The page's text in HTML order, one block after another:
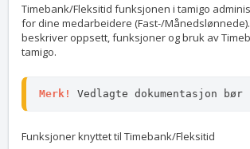
Timebank/Fleksitid funksjonen i tamigo
for dine medarbeidere (Fast-/Månedslønnede).
beskriver oppsett, funksjoner og bruk av
tamigo.
Merk! Vedlagte dokumentasjon bør
Funksjoner knyttet til Timebank/Fleksitid